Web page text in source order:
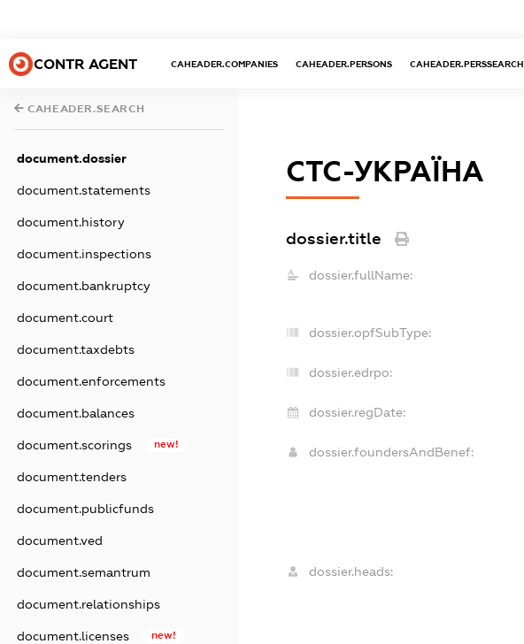
CONTR AGENT CAHEADER.COMPANIES CAHEADER.PERSONS CAHEADER.PERSSEARCH
CAHEADER.SEARCH
document.dossier
document.statements
document.history
document.inspections
document.bankruptcy
document.court
document.taxdebts
document.enforcements
document.balances
document.scorings new!
document.tenders
document.publicfunds
document.ved
document.semantrum
document.relationships
document.licenses new!
СТС-УКРАЇНА
dossier.title
dossier.fullName:
dossier.opfSubType:
dossier.edrpo:
dossier.regDate:
dossier.foundersAndBenef:
dossier.heads: